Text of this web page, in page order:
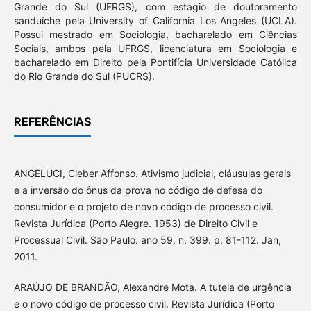
Grande do Sul (UFRGS), com estágio de doutoramento
sanduíche pela University of California Los Angeles (UCLA).
Possui mestrado em Sociologia, bacharelado em Ciências
Sociais, ambos pela UFRGS, licenciatura em Sociologia e
bacharelado em Direito pela Pontifícia Universidade Católica
do Rio Grande do Sul (PUCRS).
REFERÊNCIAS
ANGELUCI, Cleber Affonso. Ativismo judicial, cláusulas gerais
e a inversão do ônus da prova no código de defesa do
consumidor e o projeto de novo código de processo civil.
Revista Jurídica (Porto Alegre. 1953) de Direito Civil e
Processual Civil. São Paulo. ano 59. n. 399. p. 81-112. Jan,
2011.
ARAÚJO DE BRANDÃO, Alexandre Mota. A tutela de urgência
e o novo código de processo civil. Revista Jurídica (Porto